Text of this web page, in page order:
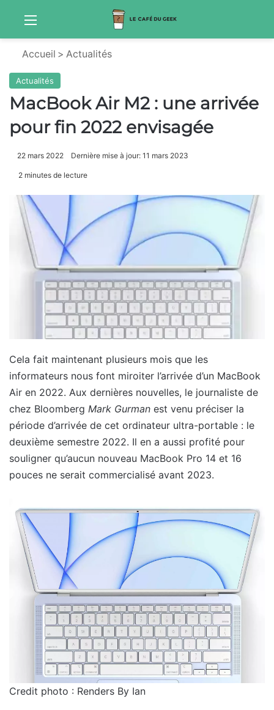
Menu
Accueil > Actualités
Actualités
MacBook Air M2 : une arrivée
pour fin 2022 envisagée
22 mars 2022 Dernière mise à jour: 11 mars 2023
2 minutes de lecture
Cela fait maintenant plusieurs mois que les
informateurs nous font miroiter l’arrivée d’un MacBook
Air en 2022. Aux dernières nouvelles, le journaliste de
chez Bloomberg Mark Gurman est venu préciser la
période d’arrivée de cet ordinateur ultra-portable : le
deuxième semestre 2022. Il en a aussi profité pour
souligner qu’aucun nouveau MacBook Pro 14 et 16
pouces ne serait commercialisé avant 2023.
Credit photo : Renders By Ian